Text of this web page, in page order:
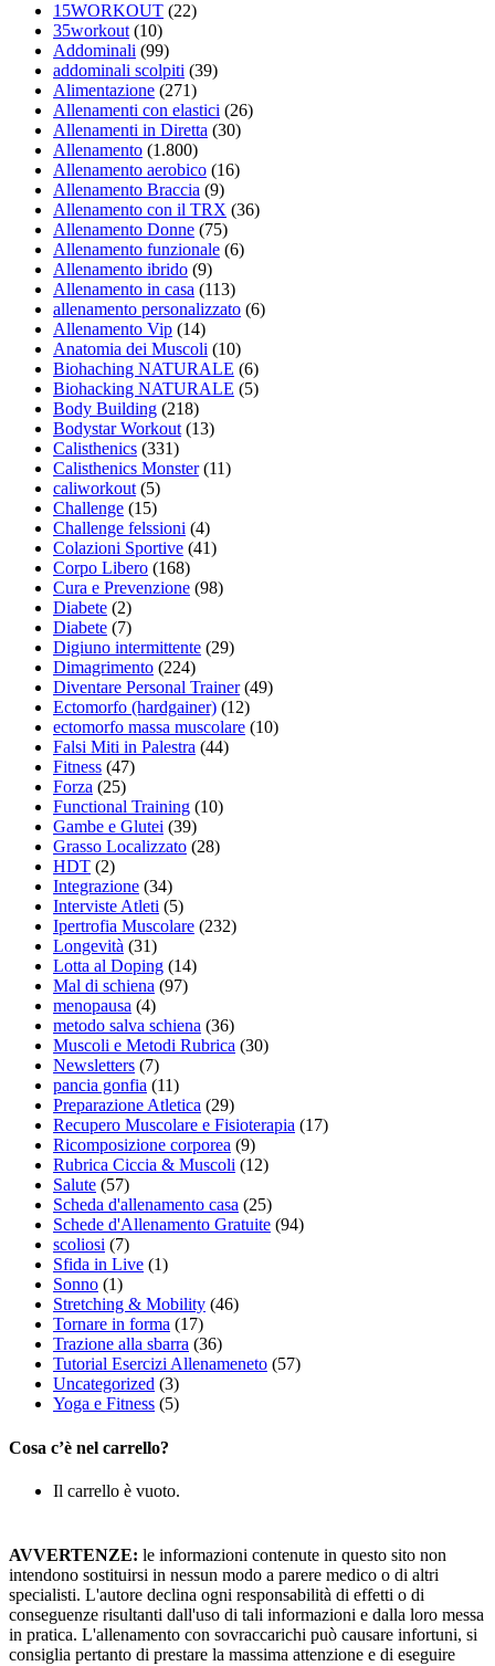
15WORKOUT (22)
35workout(10)
Addominali (99)
addominali scolpiti (39)
Alimentazione (271)
Allenamenti con elastici (26)
Allenamenti in Diretta (30)
Allenamento (1.800)
Allenamento aerobico (16)
Allenamento Braccia (9)
Allenamento con il TRX (36)
Allenamento Donne (75)
Allenamento funzionale (6)
Allenamento ibrido (9)
Allenamento in casa (113)
allenamento personalizzato (6)
Allenamento Vip (14)
Anatomia dei Muscoli (10)
Biohaching NATURALE (6)
Biohacking NATURALE (5)
Body Building (218)
Bodystar Workout(13)
Calisthenics (331)
Calisthenics Monster(11)
caliworkout(5)
Challenge (15)
Challenge felssioni (4)
Colazioni Sportive (41)
Corpo Libero (168)
Cura e Prevenzione (98)
Diabete (2)
Diabete (7)
Digiuno intermittente (29)
Dimagrimento (224)
Diventare Personal Trainer(49)
Ectomorfo (hardgainer) (12)
ectomorfo massa muscolare (10)
Falsi Miti in Palestra (44)
Fitness (47)
Forza (25)
Functional Training (10)
Gambe e Glutei (39)
Grasso Localizzato (28)
HDT (2)
Integrazione (34)
Interviste Atleti (5)
Ipertrofia Muscolare (232)
Longevità (31)
Lotta al Doping (14)
Mal di schiena (97)
menopausa (4)
metodo salva schiena (36)
Muscoli e Metodi Rubrica (30)
Newsletters (7)
pancia gonfia (11)
Preparazione Atletica (29)
Recupero Muscolare e Fisioterapia (17)
Ricomposizione corporea (9)
Rubrica Ciccia & Muscoli (12)
Salute (57)
Scheda d'allenamento casa (25)
Schede d'Allenamento Gratuite (94)
scoliosi (7)
Sfida in Live (1)
Sonno (1)
Stretching & Mobility (46)
Tornare in forma (17)
Trazione alla sbarra (36)
Tutorial Esercizi Allenameneto (57)
Uncategorized (3)
Yoga e Fitness (5)
Cosa c’è nel carrello?
Il carrello è vuoto.
AVVERTENZE: le informazioni contenute in questo sito non
intendono sostituirsi in nessun modo a parere medico o di altri
specialisti. L'autore declina ogni responsabilità di effetti o di
conseguenze risultanti dall'uso di tali informazioni e dalla loro messa
in pratica. L'allenamento con sovraccarichi può causare infortuni, si
consiglia pertanto di prestare la massima attenzione e di eseguire